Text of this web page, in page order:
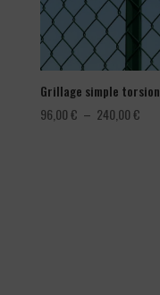
Grillage simple torsion
96,00€ – 240,00€Plage